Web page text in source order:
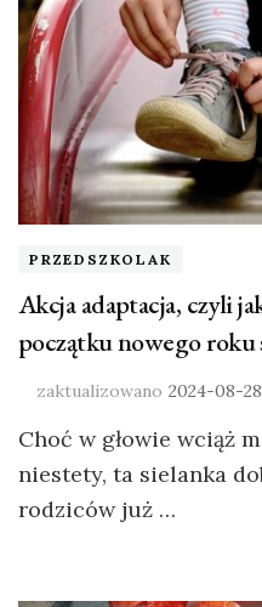
PRZEDSZKOLAK
Akcja adaptacja, czyli
początku nowego roku
zaktualizowano 2024-08-28
Choć w głowie wciąż
niestety, ta sielanka
rodziców już …